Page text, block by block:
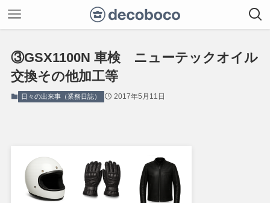
③GSX1100N 車検 ニューテックオイル
交換その他加工等
日々の出来事（業務日誌） 2017年5月11日